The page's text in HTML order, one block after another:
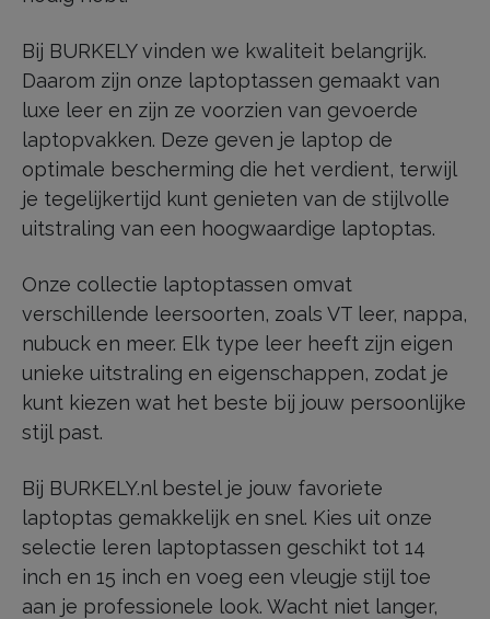
Bij BURKELY vinden we kwaliteit belangrijk.
Daarom zijn onze laptoptassen gemaakt van
luxe leer en zijn ze voorzien van gevoerde
laptopvakken. Deze geven je laptop de
optimale bescherming die het verdient, terwijl
je tegelijkertijd kunt genieten van de stijlvolle
uitstraling van een hoogwaardige laptoptas.
Onze collectie laptoptassen omvat
verschillende leersoorten, zoals VT leer, nappa,
nubuck en meer. Elk type leer heeft zijn eigen
unieke uitstraling en eigenschappen, zodat je
kunt kiezen wat het beste bij jouw persoonlijke
stijl past.
Bij BURKELY.nl bestel je jouw favoriete
laptoptas gemakkelijk en snel. Kies uit onze
selectie leren laptoptassen geschikt tot 14
inch en 15 inch en voeg een vleugje stijl toe
aan je professionele look. Wacht niet langer,